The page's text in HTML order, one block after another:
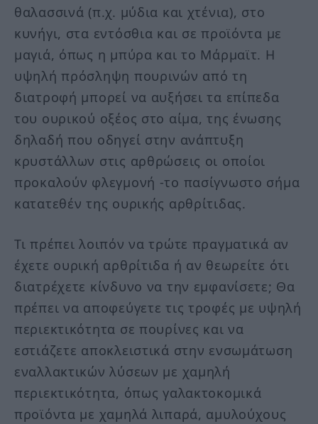
θαλασσινά (π.χ. μύδια και χτένια), στο
κυνήγι, στα εντόσθια και σε προϊόντα με
μαγιά, όπως η μπύρα και το Μάρμαϊτ. Η
υψηλή πρόσληψη πουρινών από τη
διατροφή μπορεί να αυξήσει τα επίπεδα
του ουρικού οξέος στο αίμα, της ένωσης
δηλαδή που οδηγεί στην ανάπτυξη
κρυστάλλων στις αρθρώσεις οι οποίοι
προκαλούν φλεγμονή -το πασίγνωστο σήμα
κατατεθέν της ουρικής αρθρίτιδας.
Τι πρέπει λοιπόν να τρώτε πραγματικά αν
έχετε ουρική αρθρίτιδα ή αν θεωρείτε ότι
διατρέχετε κίνδυνο να την εμφανίσετε; Θα
πρέπει να αποφεύγετε τις τροφές με υψηλή
περιεκτικότητα σε πουρίνες και να
εστιάζετε αποκλειστικά στην ενσωμάτωση
εναλλακτικών λύσεων με χαμηλή
περιεκτικότητα, όπως γαλακτοκομικά
προϊόντα με χαμηλά λιπαρά, αμυλούχους